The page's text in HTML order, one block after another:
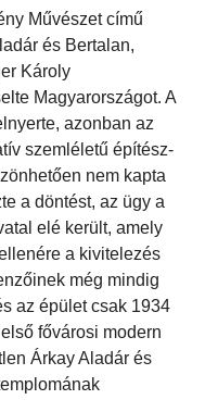
Művészet című
és Bertalan,
Károly
Magyarországot. A
azonban az
szemléletű építész-
nem kapta
a döntést, az ügy a
elé került, amely
a kivitelezés
még mindig
az épület csak 1934
fővárosi modern
Árkay Aladár és